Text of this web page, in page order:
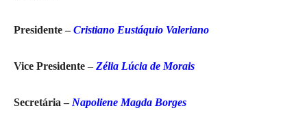
Presidente – Cristiano Eustáquio Valeriano
Vice Presidente – Zélia Lúcia de Morais
Secretária –Napoliene Magda Borges